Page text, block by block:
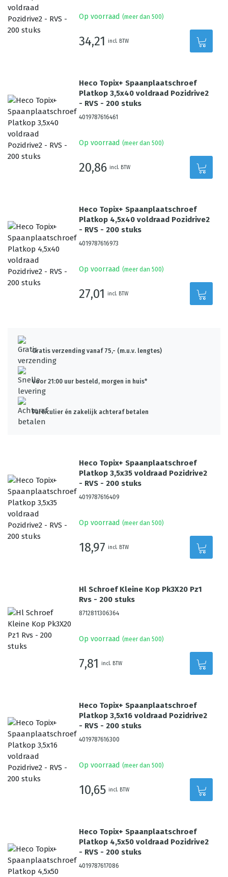
Op voorraad (meer dan 500)
34,21 incl. BTW
Heco Topix+ Spaanplaatschroef
Platkop 3,5x40 voldraad Pozidrive2
- RVS - 200 stuks
4019787616461
Op voorraad (meer dan 500)
20,86 incl. BTW
Heco Topix+ Spaanplaatschroef
Platkop 4,5x40 voldraad Pozidrive2
- RVS - 200 stuks
4019787616973
Op voorraad (meer dan 500)
27,01 incl. BTW
Gratis verzending vanaf 75,- (m.u.v. lengtes)
Voor 21:00 uur besteld, morgen in huis*
Particulier én zakelijk achteraf betalen
Heco Topix+ Spaanplaatschroef
Platkop 3,5x35 voldraad Pozidrive2
- RVS - 200 stuks
4019787616409
Op voorraad (meer dan 500)
18,97 incl. BTW
Hl Schroef Kleine Kop Pk3X20 Pz1
Rvs - 200 stuks
8712811306364
Op voorraad (meer dan 500)
7,81 incl. BTW
Heco Topix+ Spaanplaatschroef
Platkop 3,5x16 voldraad Pozidrive2
- RVS - 200 stuks
4019787616300
Op voorraad (meer dan 500)
10,65 incl. BTW
Heco Topix+ Spaanplaatschroef
Platkop 4,5x50 voldraad Pozidrive2
- RVS - 200 stuks
4019787617086